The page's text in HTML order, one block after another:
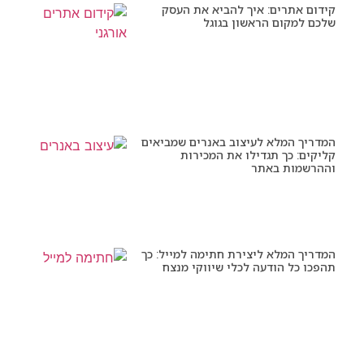
קידום אתרים: איך להביא את העסק
שלכם למקום הראשון בגוגל
המדריך המלא לעיצוב באנרים שמביאים
קליקים: כך תגדילו את המכירות
וההרשמות באתר
המדריך המלא ליצירת חתימה למייל: כך
תהפכו כל הודעה לכלי שיווקי מנצח